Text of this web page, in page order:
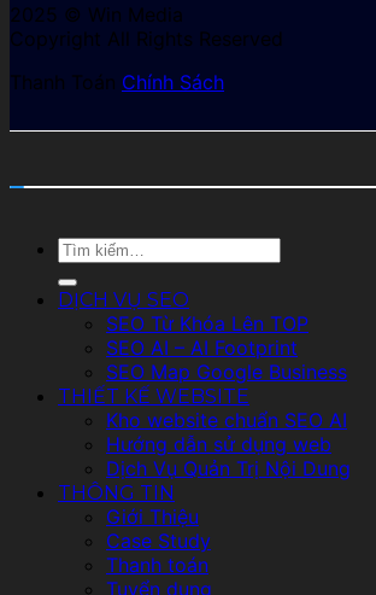
2025 © Win Media
Copyright All Rights Reserved
Thanh Toán Chính Sách
Tìm
kiếm:
DỊCH VỤ SEO
SEO Từ Khóa Lên TOP
SEO AI – AI Footprint
SEO Map Google Business
THIẾT KẾ WEBSITE
Kho website chuẩn SEO AI
Hướng dẫn sử dụng web
Dịch Vụ Quản Trị Nội Dung
THÔNG TIN
Giới Thiệu
Case Study
Thanh toán
Tuyển dụng